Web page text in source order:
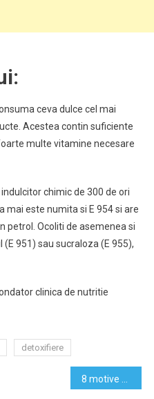
ceva dulce cel mai
Acestea contin suficiente
multe vitamine necesare
chimic de 300 de ori
mai este numita si E 954 si are
petrol. Ocoliti de asemenea si
951) sau sucraloza (E 955),
clinica de nutritie
detoxifiere